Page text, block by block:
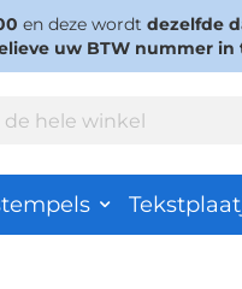
en deze wordt dezelfde
uw BTW